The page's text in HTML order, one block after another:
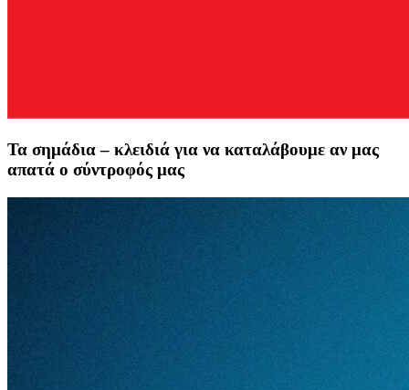
Τα σημάδια – κλειδιά για να καταλάβουμε αν μας
απατά ο σύντροφός μας